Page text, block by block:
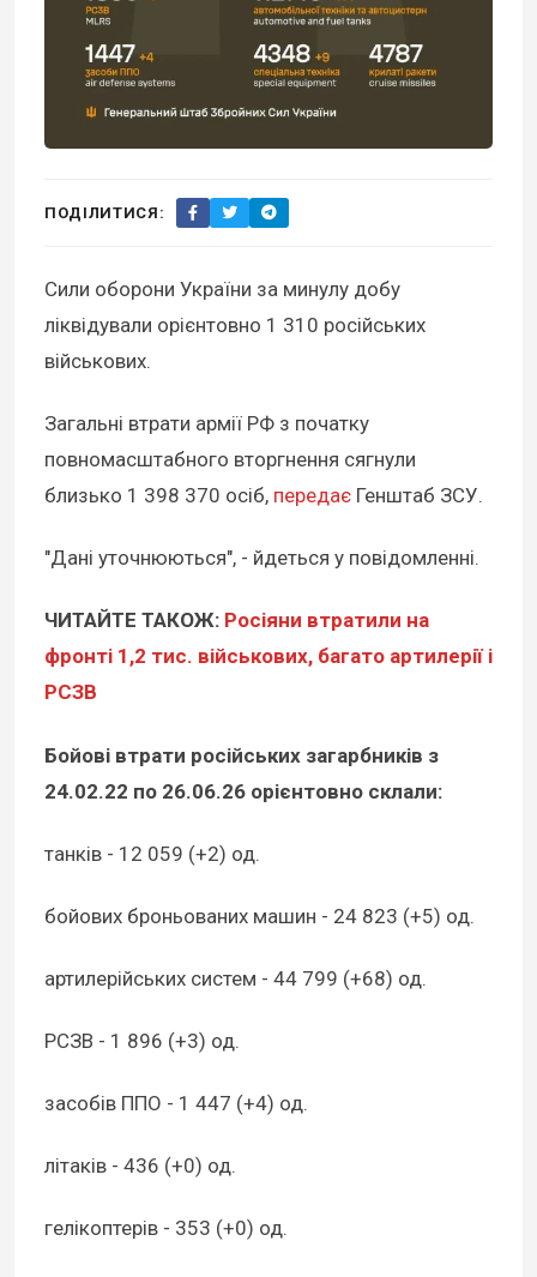
ПОДІЛИТИСЯ:
Сили оборони України за минулу добу
ліквідували орієнтовно 1 310 російських
військових.
Загальні втрати армії РФ з початку
повномасштабного вторгнення сягнули
близько 1 398 370 осіб, передає Генштаб ЗСУ.
"Дані уточнюються", - йдеться у повідомленні.
ЧИТАЙТЕ ТАКОЖ: Росіяни втратили на
фронті 1,2 тис. військових, багато артилерії і
РСЗВ
Бойові втрати російських загарбників з
24.02.22 по 26.06.26 орієнтовно склали:
танків - 12 059 (+2) од.
бойових броньованих машин - 24 823 (+5) од.
артилерійських систем - 44 799 (+68) од.
РСЗВ - 1 896 (+3) од.
засобів ППО - 1 447 (+4) од.
літаків - 436 (+0) од.
гелікоптерів - 353 (+0) од.